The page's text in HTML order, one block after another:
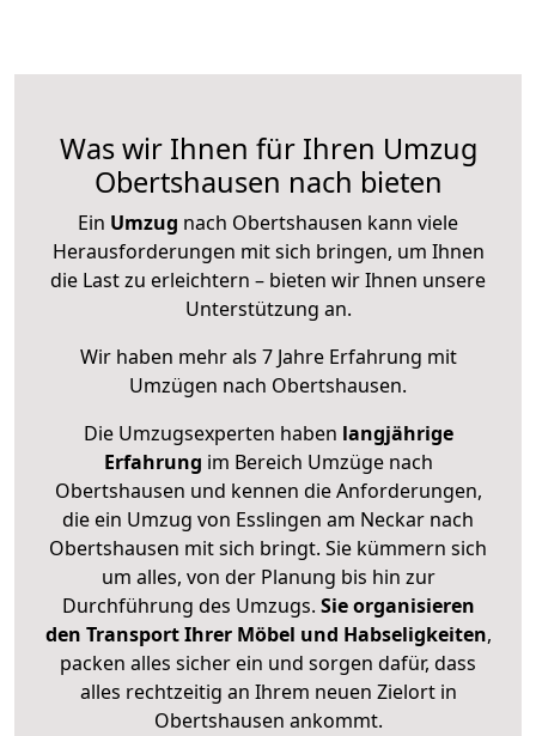
Was wir Ihnen für Ihren Umzug
Obertshausen nach bieten
Ein Umzug nach Obertshausen kann viele
Herausforderungen mit sich bringen, um Ihnen
die Last zu erleichtern – bieten wir Ihnen unsere
Unterstützung an.
Wir haben mehr als 7 Jahre Erfahrung mit
Umzügen nach Obertshausen.
Die Umzugsexperten haben langjährige
Erfahrung im Bereich Umzüge nach
Obertshausen und kennen die Anforderungen,
die ein Umzug von Esslingen am Neckar nach
Obertshausen mit sich bringt. Sie kümmern sich
um alles, von der Planung bis hin zur
Durchführung des Umzugs. Sie organisieren
den Transport Ihrer Möbel und Habseligkeiten,
packen alles sicher ein und sorgen dafür, dass
alles rechtzeitig an Ihrem neuen Zielort in
Obertshausen ankommt.